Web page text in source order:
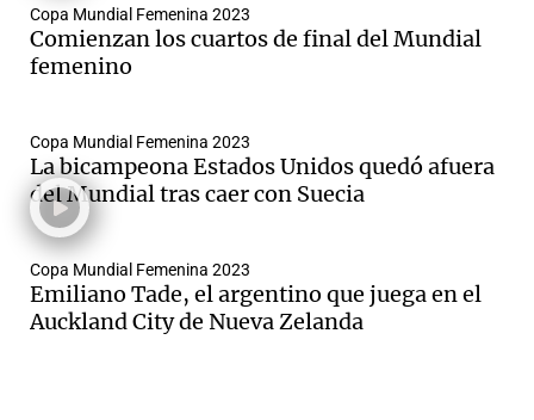
Copa Mundial Femenina 2023
Comienzan los cuartos de final del Mundial
femenino
Copa Mundial Femenina 2023
La bicampeona Estados Unidos quedó afuera
del Mundial tras caer con Suecia
Copa Mundial Femenina 2023
Emiliano Tade, el argentino que juega en el
Auckland City de Nueva Zelanda